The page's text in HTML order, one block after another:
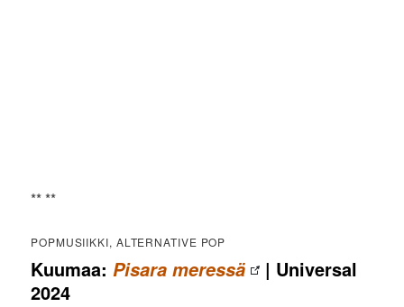
** **
POPMUSIIKKI, ALTERNATIVE POP
Kuumaa:Pisara meressä
| Universal
2024